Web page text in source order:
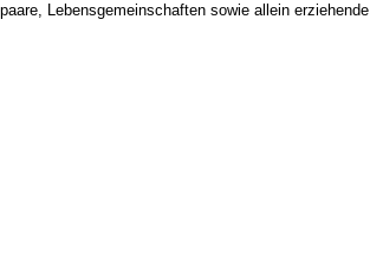
Lebensgemeinschaften sowie allein erziehende